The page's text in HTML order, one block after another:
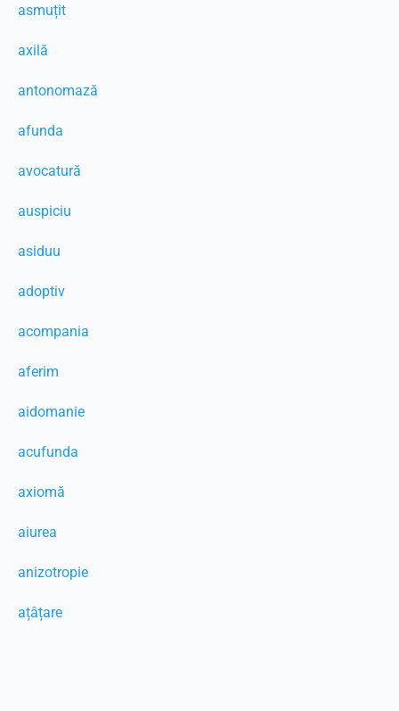
asmuțit
axilă
antonomază
afunda
avocatură
auspiciu
asiduu
adoptiv
acompania
aferim
aidomanie
acufunda
axiomă
aiurea
anizotropie
ațâțare